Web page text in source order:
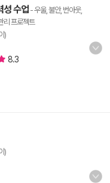
성 수업 - 우울, 불안, 번아웃,
리 프로젝트
)
8.3
)